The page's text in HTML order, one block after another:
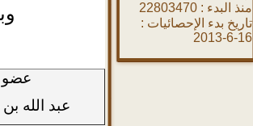
منذ البدء : 22803470
تاريخ بدء الإحصائيات :
16-6-2013
عضو
عبد الله